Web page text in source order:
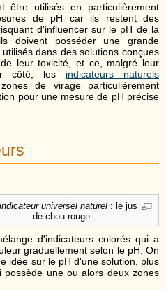
être utilisés en particulièrement
de pH car ils restent des
d'influencer sur le pH de la
doivent posséder une grande
dans des solutions conçues
leur toxicité, et ce, malgré leur
côté, les indicateurs naturels
de virage particulièrement
pour une mesure de pH précise
indicateur universel naturel: le jus
de chou rouge
d'indicateurs colorés qui a
graduellement selon le pH. On
idée sur le pH d'une solution, plus
possède une ou alors deux zones